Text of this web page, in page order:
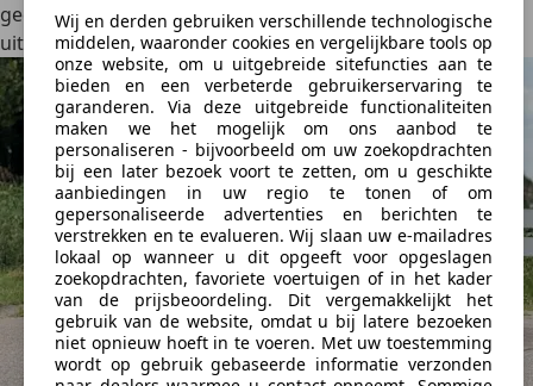
Wij en derden gebruiken verschillende technologische
middelen, waaronder cookies en vergelijkbare tools op
onze website, om u uitgebreide sitefuncties aan te
bieden en een verbeterde gebruikerservaring te
garanderen. Via deze uitgebreide functionaliteiten
maken we het mogelijk om ons aanbod te
personaliseren - bijvoorbeeld om uw zoekopdrachten
bij een later bezoek voort te zetten, om u geschikte
aanbiedingen in uw regio te tonen of om
gepersonaliseerde advertenties en berichten te
verstrekken en te evalueren. Wij slaan uw e-mailadres
lokaal op wanneer u dit opgeeft voor opgeslagen
zoekopdrachten, favoriete voertuigen of in het kader
van de prijsbeoordeling. Dit vergemakkelijkt het
gebruik van de website, omdat u bij latere bezoeken
niet opnieuw hoeft in te voeren. Met uw toestemming
wordt op gebruik gebaseerde informatie verzonden
geeft het front van de auto bovendien een hightech-
uitstraling.